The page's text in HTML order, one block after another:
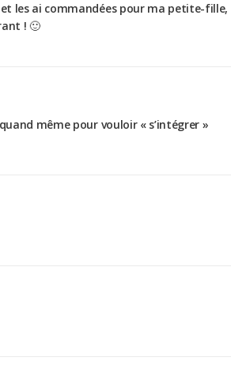
les ai commandées pour ma petite-fille,
! 🙂
même pour vouloir « s’intégrer »